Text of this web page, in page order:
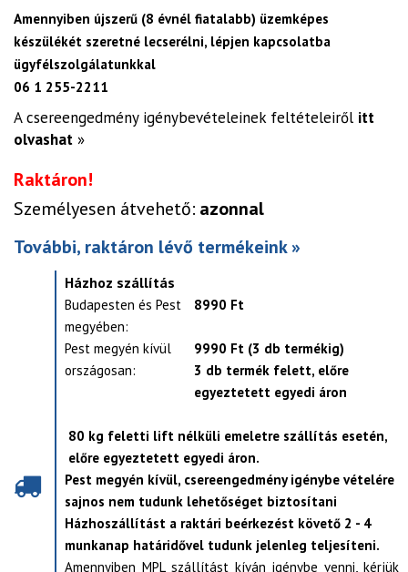
Amennyiben újszerű (8 évnél fiatalabb) üzemképes
készülékét szeretné lecserélni, lépjen kapcsolatba
ügyfélszolgálatunkkal
06 1 255-2211
A csereengedmény igénybevételeinek feltételeiről itt
olvashat »
Raktáron!
Személyesen átvehető: azonnal
További, raktáron lévő termékeink »
Házhoz szállítás
Budapesten és Pest
megyében:
8990 Ft
Pest megyén kívül
országosan:
9990 Ft (3 db termékig)
3 db termék felett, előre
egyeztetett egyedi áron
80 kg feletti lift nélküli emeletre szállítás esetén,
előre egyeztetett egyedi áron.
Pest megyén kívül, csereengedmény igénybe vételére
sajnos nem tudunk lehetőséget biztosítani
Házhoszállítást a raktári beérkezést követő 2 - 4
munkanap határidővel tudunk jelenleg teljesíteni.
Amennyiben MPL szállítást kíván igénybe venni, kérjük